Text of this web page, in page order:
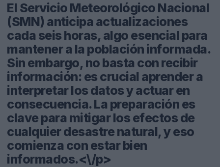
El Servicio Meteorológico Nacional
(SMN) anticipa actualizaciones
cada seis horas, algo esencial para
mantener a la población informada.
Sin embargo, no basta con recibir
información: es crucial aprender a
interpretar los datos y actuar en
consecuencia. La preparación es
clave para mitigar los efectos de
cualquier desastre natural, y eso
comienza con estar bien
informados.<\/p>